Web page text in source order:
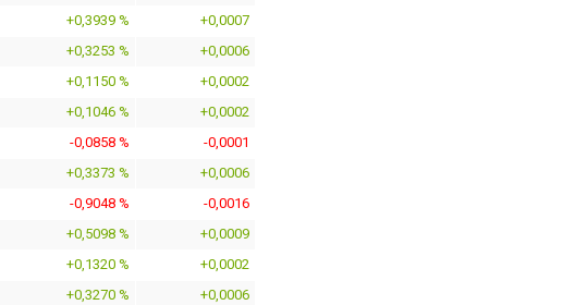
+0,3939 %
+0,0007
+0,3253 %
+0,0006
+0,1150 %
+0,0002
+0,1046 %
+0,0002
-0,0858 %
-0,0001
+0,3373 %
+0,0006
-0,9048 %
-0,0016
+0,5098 %
+0,0009
+0,1320 %
+0,0002
+0,3270 %
+0,0006